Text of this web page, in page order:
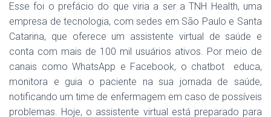
Esse foi o prefácio do que viria a ser a TNH Health, uma
empresa de tecnologia, com sedes em São Paulo e Santa
Catarina, que oferece um assistente virtual de saúde e
conta com mais de 100 mil usuários ativos. Por meio de
canais como WhatsApp e Facebook, o chatbot educa,
monitora e guia o paciente na sua jornada de saúde,
notificando um time de enfermagem em caso de possíveis
problemas. Hoje, o assistente virtual está preparado para